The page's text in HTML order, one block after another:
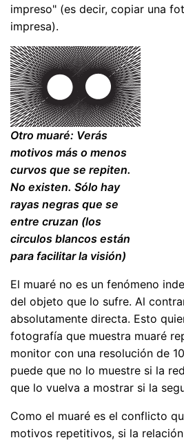
impreso" (es decir, copiar una
impresa).
Otro muaré: Verás
motivos más o menos
curvos que se repiten.
No existen. Sólo hay
rayas negras que se
entre cruzan (los
circulos blancos están
para facilitar la visión)
El muaré no es un fenómeno
del objeto que lo sufre. Al
absolutamente directa. Esto
fotografía que muestra muaré
monitor con una resolución de
puede que no lo muestre si la
que lo vuelva a mostrar si la
Como el muaré es el conflicto
motivos repetitivos, si la